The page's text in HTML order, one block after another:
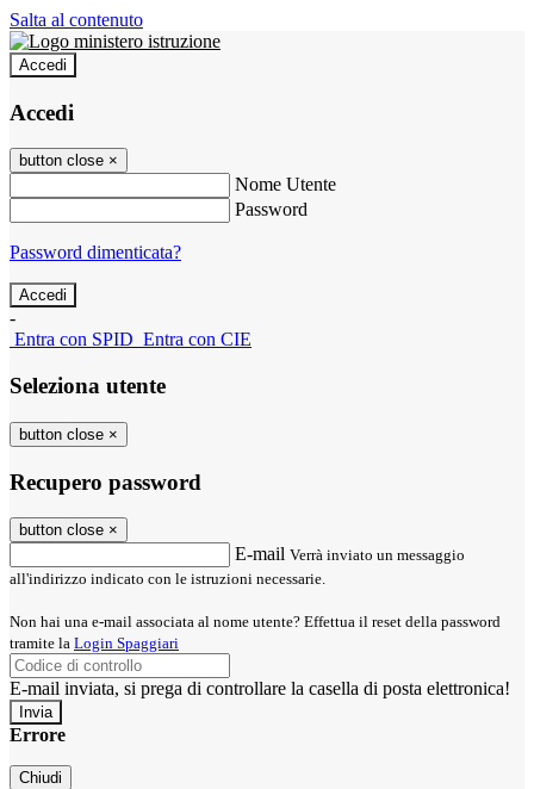
Salta al contenuto
Accedi
Accedi
button close ×
Nome Utente
Password
Password dimenticata?
-
Entra con SPID Entra con CIE
Seleziona utente
button close ×
Recupero password
button close ×
E-mail Verrà inviato un messaggio
all'indirizzo indicato con le istruzioni necessarie.
Non hai una e-mail associata al nome utente? Effettua il reset della password
tramite la Login Spaggiari
E-mail inviata, si prega di controllare la casella di posta elettronica!
Errore
Chiudi